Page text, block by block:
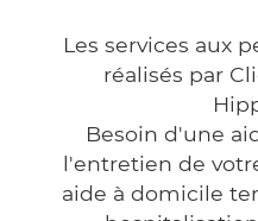
Les services aux
réalisés par
Besoin d'une
l'entretien de
aide à domicile